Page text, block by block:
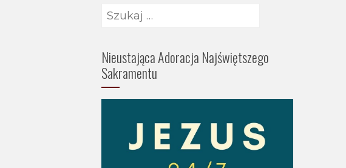
Nieustająca Adoracja Najświętszego
Sakramentu